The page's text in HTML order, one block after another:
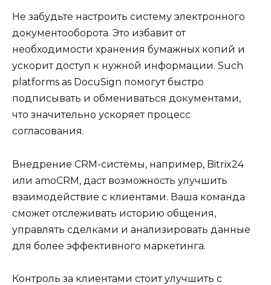
Не забудьте настроить систему электронного
документооборота. Это избавит от
необходимости хранения бумажных копий и
ускорит доступ к нужной информации. Such
platforms as DocuSign помогут быстро
подписывать и обмениваться документами,
что значительно ускоряет процесс
согласования.
Внедрение CRM-системы, например, Bitrix24
или amoCRM, даст возможность улучшить
взаимодействие с клиентами. Ваша команда
сможет отслеживать историю общения,
управлять сделками и анализировать данные
для более эффективного маркетинга.
Контроль за клиентами стоит улучшить с